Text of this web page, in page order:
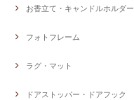
お香立て・キャンドルホルダー
フォトフレーム
ラグ・マット
ドアストッパー・ドアフック